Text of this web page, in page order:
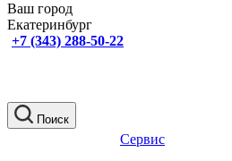
Ваш город
Екатеринбург
+7 (343) 288-50-22
Поиск
Сервис